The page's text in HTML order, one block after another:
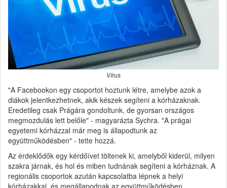
Vírus
"A Facebookon egy csoportot hoztunk létre, amelybe azok a
diákok jelentkezhetnek, akik készek segíteni a kórházaknak.
Eredetileg csak Prágára gondoltunk, de gyorsan országos
megmozdulás lett belőle" - magyarázta Sychra. "A prágai
egyetemi kórházzal már meg is állapodtunk az
együttműködésben" - tette hozzá.
Az érdeklődők egy kérdőívet töltenek ki, amelyből kiderül, milyen
szakra járnak, és hol és miben tudnának segíteni a kórháznak. A
regionális csoportok azután kapcsolatba lépnek a helyi